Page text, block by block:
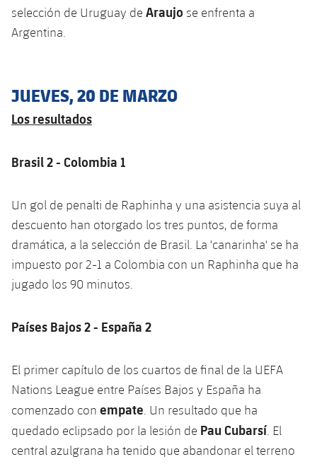
selección de Uruguay de Araujo se enfrenta a
Argentina.
JUEVES, 20 DE MARZO
Los resultados
Brasil 2 - Colombia 1
Un gol de penalti de Raphinha y una asistencia suya al
descuento han otorgado los tres puntos, de forma
dramática, a la selección de Brasil. La 'canarinha' se ha
impuesto por 2-1 a Colombia con un Raphinha que ha
jugado los 90 minutos.
Países Bajos 2 - España 2
El primer capítulo de los cuartos de final de la UEFA
Nations League entre Países Bajos y España ha
comenzado con empate . Un resultado que ha
quedado eclipsado por la lesión de Pau Cubarsí . El
central azulgrana ha tenido que abandonar el terreno